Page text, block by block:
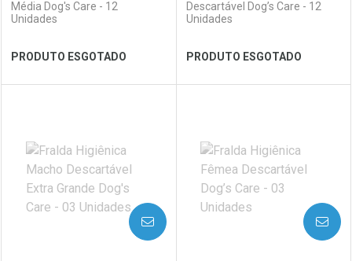
Ver Desconto Convênio Ver Desconto Convênio
Média Dog's Care - 12
Unidades
PRODUTO ESGOTADO
Laboratório
Por Menos
Descartável Dog’s Care - 12
Unidades
PRODUTO ESGOTADO
Laboratório
Por Menos
AVISE-ME AVISE-ME